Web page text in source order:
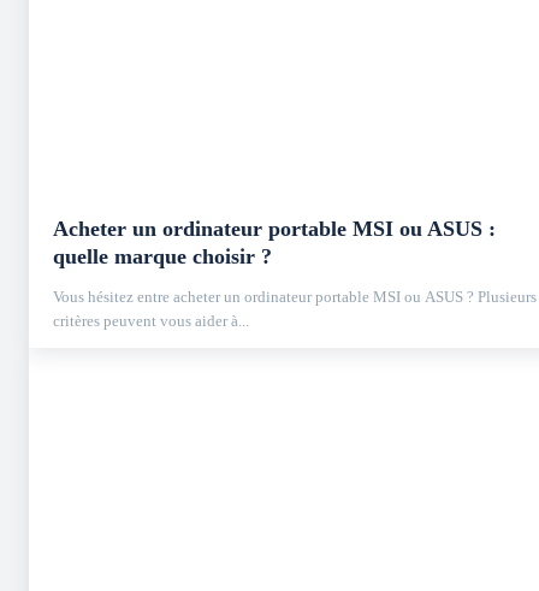
Acheter un ordinateur portable MSI ou ASUS :
quelle marque choisir ?
Vous hésitez entre acheter un ordinateur portable MSI ou ASUS ? Plusieurs
critères peuvent vous aider à...